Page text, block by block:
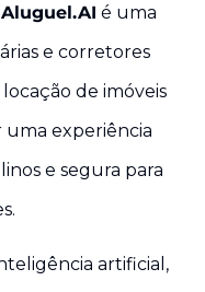
Aluguel.AI é uma
e corretores
de imóveis
experiência
e segura para
artificial,